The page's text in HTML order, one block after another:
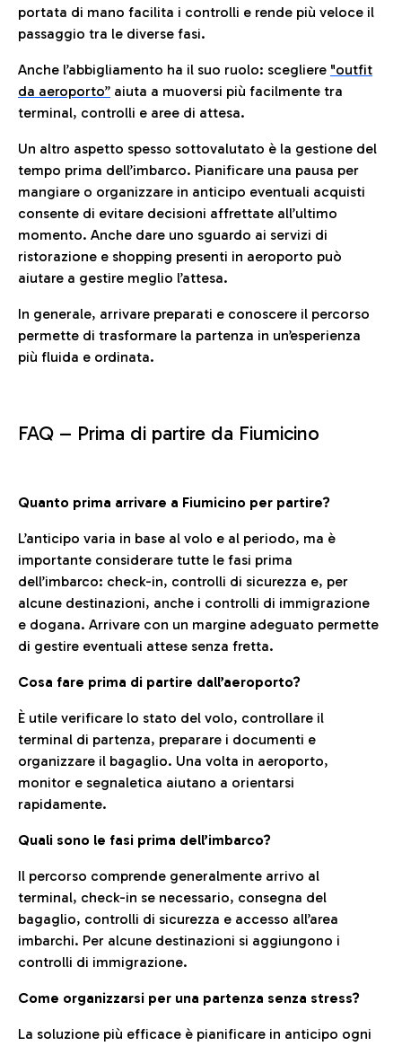
portata di mano facilita i controlli e rende più veloce il
passaggio tra le diverse fasi.
Anche l’abbigliamento ha il suo ruolo: scegliere "outfit
da aeroporto” aiuta a muoversi più facilmente tra
terminal, controlli e aree di attesa.
Un altro aspetto spesso sottovalutato è la gestione del
tempo prima dell’imbarco. Pianificare una pausa per
mangiare o organizzare in anticipo eventuali acquisti
consente di evitare decisioni affrettate all’ultimo
momento. Anche dare uno sguardo ai servizi di
ristorazione e shopping presenti in aeroporto può
aiutare a gestire meglio l’attesa.
In generale, arrivare preparati e conoscere il percorso
permette di trasformare la partenza in un’esperienza
più fluida e ordinata.
FAQ – Prima di partire da Fiumicino
Quanto prima arrivare a Fiumicino per partire?
L’anticipo varia in base al volo e al periodo, ma è
importante considerare tutte le fasi prima
dell’imbarco: check-in, controlli di sicurezza e, per
alcune destinazioni, anche i controlli di immigrazione
e dogana. Arrivare con un margine adeguato permette
di gestire eventuali attese senza fretta.
Cosa fare prima di partire dall’aeroporto?
È utile verificare lo stato del volo, controllare il
terminal di partenza, preparare i documenti e
organizzare il bagaglio. Una volta in aeroporto,
monitor e segnaletica aiutano a orientarsi
rapidamente.
Quali sono le fasi prima dell’imbarco?
Il percorso comprende generalmente arrivo al
terminal, check-in se necessario, consegna del
bagaglio, controlli di sicurezza e accesso all’area
imbarchi. Per alcune destinazioni si aggiungono i
controlli di immigrazione.
Come organizzarsi per una partenza senza stress?
La soluzione più efficace è pianificare in anticipo ogni